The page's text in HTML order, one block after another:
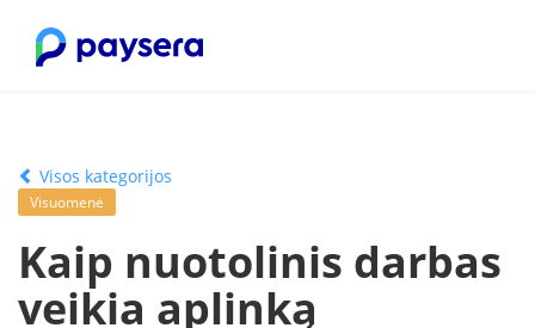
Visos kategorijos
Visuomenė
Kaip nuotolinis darbas
veikia aplinką